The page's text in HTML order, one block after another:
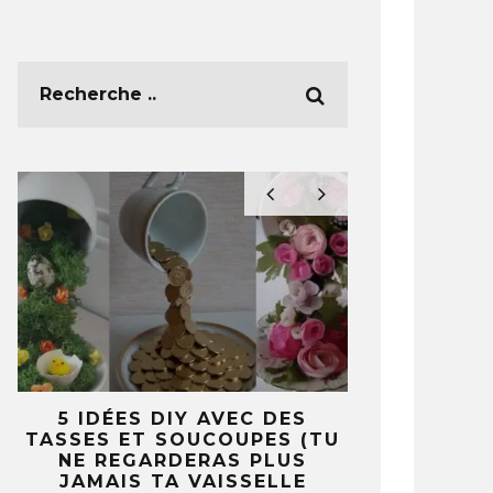
5 IDÉES DIY AVEC DES
TASSES ET SOUCOUPES (TU
NE REGARDERAS PLUS
JAMAIS TA VAISSELLE